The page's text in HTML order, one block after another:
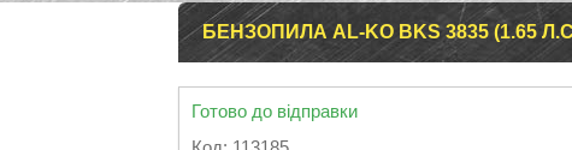
БЕНЗОПИЛА AL-KO BKS 3835 (1.65
Готово до відправки